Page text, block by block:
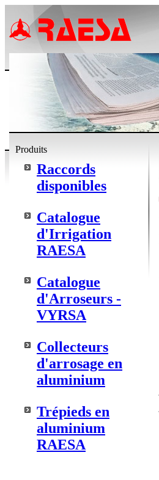
Produits
Raccords
disponibles
Catalogue
d'Irrigation
RAESA
Catalogue
d'Arroseurs -
VYRSA
Collecteurs
d'arrosage en
aluminium
Trépieds en
aluminium
RAESA